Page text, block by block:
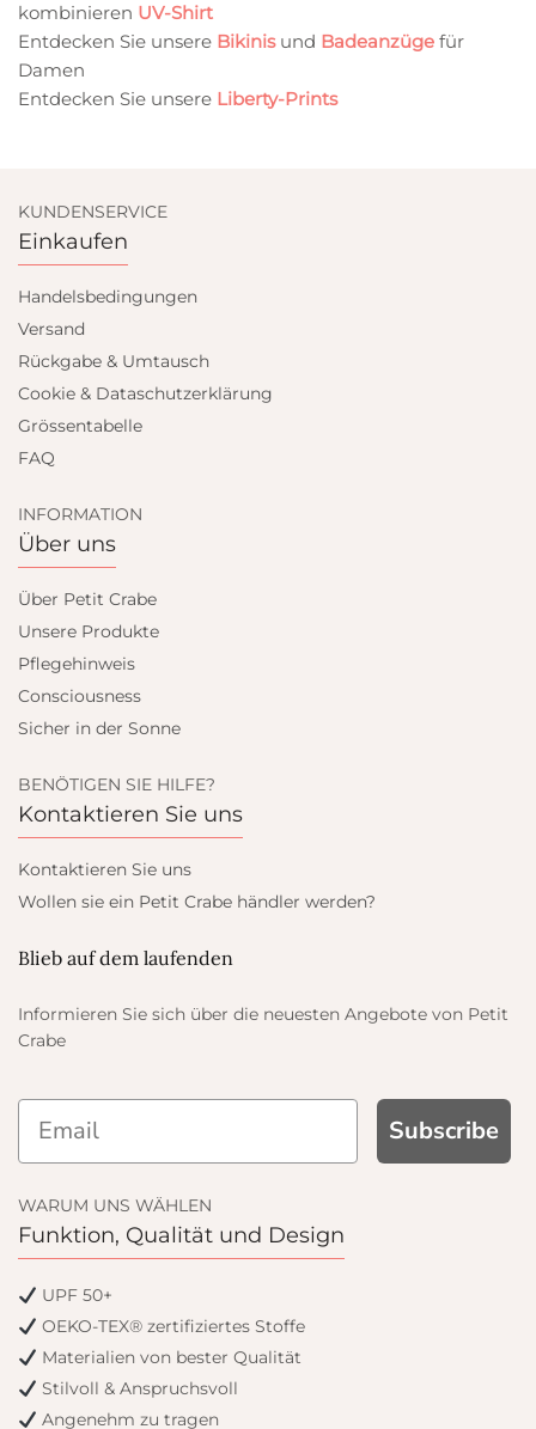
kombinieren UV-Shirt
Entdecken Sie unsere Bikinisund Badeanzüge für
Damen
Entdecken Sie unsere Liberty-Prints
KUNDENSERVICE
Einkaufen
Handelsbedingungen
Versand
Rückgabe & Umtausch
Cookie & Dataschutzerklärung
Grössentabelle
FAQ
INFORMATION
Über uns
Über Petit Crabe
Unsere Produkte
Pflegehinweis
Consciousness
Sicher in der Sonne
BENÖTIGEN SIE HILFE?
Kontaktieren Sie uns
Kontaktieren Sie uns
Wollen sie ein Petit Crabe händler werden?
Blieb auf dem laufenden
Informieren Sie sich über die neuesten Angebote von Petit
Crabe
Subscribe
WARUM UNS WÄHLEN
Funktion, Qualität und Design
UPF 50+
OEKO-TEX® zertifiziertes Stoffe
Materialien von bester Qualität
Stilvoll & Anspruchsvoll
Angenehm zu tragen